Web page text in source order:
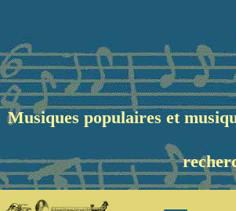
Musiques populaires et